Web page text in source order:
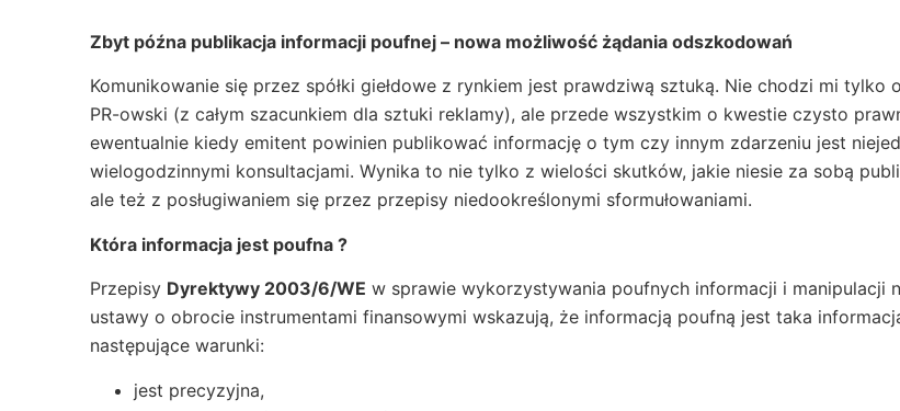
Zbyt późna publikacja informacji poufnej – nowa możliwość żądania odszkodowań
Komunikowanie się przez spółki giełdowe z rynkiem jest prawdziwą sztuką. Nie chodzi mi tylko
PR-owski (z całym szacunkiem dla sztuki reklamy), ale przede wszystkim o kwestie czysto
ewentualnie kiedy emitent powinien publikować informację o tym czy innym zdarzeniu jest
wielogodzinnymi konsultacjami. Wynika to nie tylko z wielości skutków, jakie niesie za sobą
ale też z posługiwaniem się przez przepisy niedookreślonymi sformułowaniami.
Która informacja jest poufna ?
Przepisy Dyrektywy 2003/6/WE w sprawie wykorzystywania poufnych informacji i manipulacji
ustawy o obrocie instrumentami finansowymi wskazują, że informacją poufną jest taka
następujące warunki:
jest precyzyjna,